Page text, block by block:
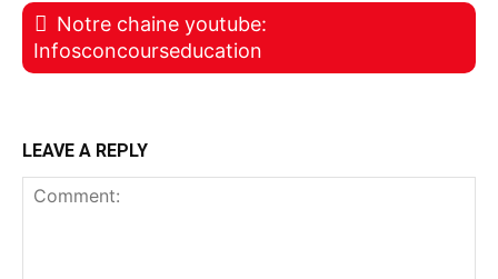
Notre chaine youtube:
Infosconcourseducation
LEAVE A REPLY